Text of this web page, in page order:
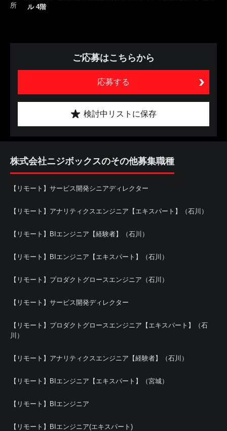
所
ル 4階
ご応募はこちらから
応募する
検討中リストに保存
株式会社ニジボックスのその他募集職種
【リモート】サービス開発シニアディレクター
【リモート】アナリティクスエンジニア【エキスパート】（石川）
【リモート】BIエンジニア【経験者】（石川）
【リモート】BIエンジニア【エキスパート】（石川）
【リモート】プロダクトグロースエンジニア（石川）
【リモート】サービス開発ディレクター
【リモート】プロダクトグロースエンジニア【エキスパート】（石
川）
【リモート】アナリティクスエンジニア【経験者】（石川）
【リモート】BIエンジニア【エキスパート】（宮城）
【リモート】BIエンジニア
【リモート】BIエンジニア(エキスパート)